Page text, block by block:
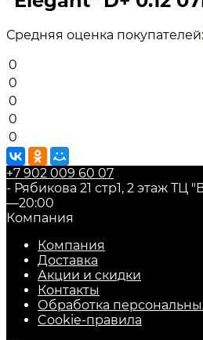
Средняя оценка покупателей:
0
0
0
0
0
+7 902 009 60 07
- Рябикова 21 стр1, 2 этаж ТЦ
—20:00
Компания
Компания
Доставка
Акции и скидки
Контакты
Обработка
Cookie-правила